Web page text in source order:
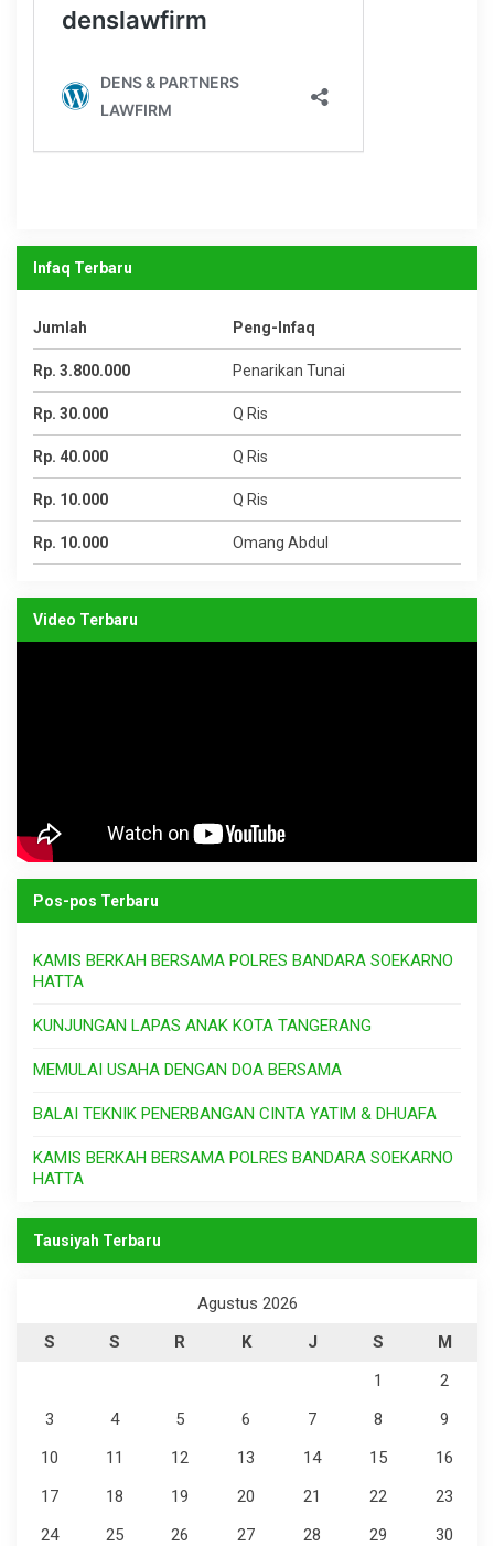
Infaq Terbaru
Jumlah Peng-Infaq
Rp. 3.800.000 Penarikan Tunai
Rp. 30.000 Q Ris
Rp. 40.000 Q Ris
Rp. 10.000 Q Ris
Rp. 10.000 Omang Abdul
Video Terbaru
Pos-pos Terbaru
KAMIS BERKAH BERSAMA POLRES BANDARA SOEKARNO
HATTA
KUNJUNGAN LAPAS ANAK KOTA TANGERANG
MEMULAI USAHA DENGAN DOA BERSAMA
BALAI TEKNIK PENERBANGAN CINTA YATIM & DHUAFA
KAMIS BERKAH BERSAMA POLRES BANDARA SOEKARNO
HATTA
Tausiyah Terbaru
Agustus 2026
S
S R K J S
M
1
2
3
4 5 6 7 8
9
10
11 12 13 14 15
16
17
18 19 20 21 22
23
24
25 26 27 28 29
30